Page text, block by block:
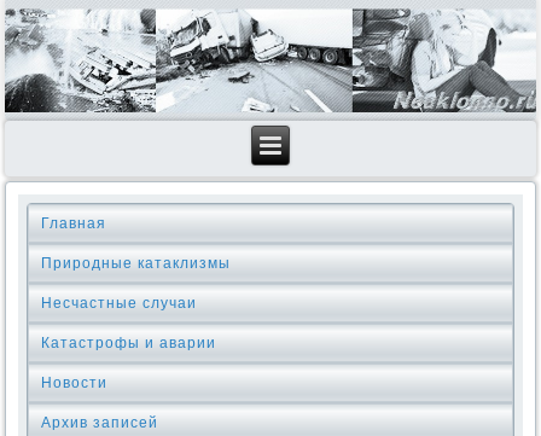
Главная
Природные катаклизмы
Несчастные случаи
Катастрофы и аварии
Новости
Архив записей